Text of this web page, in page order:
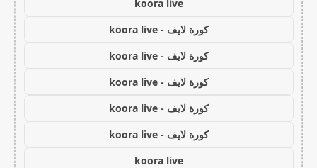
koora live
كورة لايف - koora live
كورة لايف - koora live
كورة لايف - koora live
كورة لايف - koora live
كورة لايف - koora live
koora live